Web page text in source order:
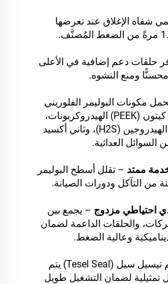
شفاه الإغلاق عند تعرضها
حلقات دعم إضافية في الأعلى
محسنًّا ومنع التشوه.
مكونات البوليمر الفلوريني
(PTFE) والبولي إيثر إيثير كيتون (PEEK) الهيدروكربونات،
والغاز الطبيعي، وكبريتيد الهيدروجين (H2S)، وثاني أكسيد
ممتد – تقلل أسطح البوليمر
احتياطي مزدوج – يجمع بين
والحلقات الداعمة لضمان
وعالية الضغط.
– ختم تيسيل سيل (Tesel Seal) يتم
لضمان التشغيل طويل